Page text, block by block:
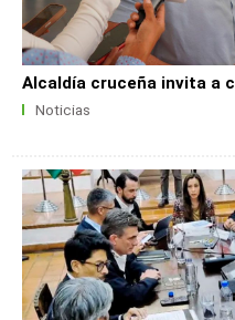
Alcaldía cruceña invita a
Noticias